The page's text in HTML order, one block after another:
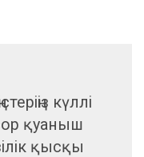
күллі
қуаныш
қысқы